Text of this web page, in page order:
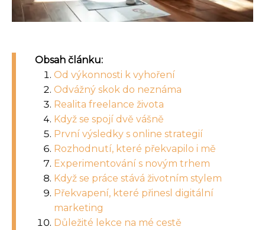
Obsah článku:
Od výkonnosti k vyhoření
Odvážný skok do neznáma
Realita freelance života
Když se spojí dvě vášně
První výsledky s online strategií
Rozhodnutí, které překvapilo i mě
Experimentování s novým trhem
Když se práce stává životním stylem
Překvapení, které přinesl digitální
marketing
Důležité lekce na mé cestě